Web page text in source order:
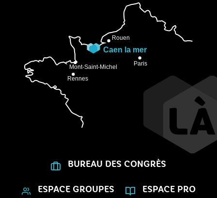
BUREAU DES CONGRÈS
ESPACE GROUPES ESPACE PRO